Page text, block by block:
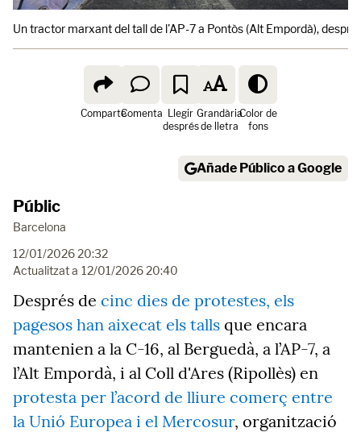
Un tractor marxant del tall de l'AP-7 a Pontòs (Alt Empordà),
ComparteComenta Llegir
després
Grandària
de lletra
Color de
fons
Añade Público a Google
Públic
Barcelona
12/01/2026 20:32
Actualitzat a 12/01/2026 20:40
Després de cinc dies de protestes, els
pagesos han aixecat els talls que encara
mantenien a la C-16, al Berguedà, a l’AP-7, a
l’Alt Empordà, i al Coll d'Ares (Ripollès) en
protesta per l’acord de lliure comerç entre
la Unió Europea i el Mercosur, organització